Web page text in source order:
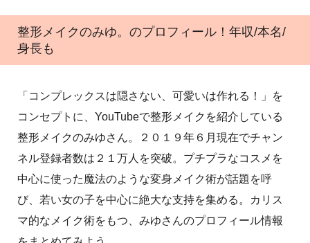
整形メイクのみゆ。のプロフィール！年収/本名/
身長も
「コンプレックスは隠さない、可愛いは作れる！」を
コンセプトに、YouTubeで整形メイクを紹介している
整形メイクのみゆさん。２０１９年６月現在でチャン
ネル登録者数は２１万人を突破。プチプラなコスメを
中心に使った魔法のような変身メイク術が話題を呼
び、若い女の子を中心に絶大な支持を集める。カリス
マ的なメイク術をもつ、みゆさんのプロフィール情報